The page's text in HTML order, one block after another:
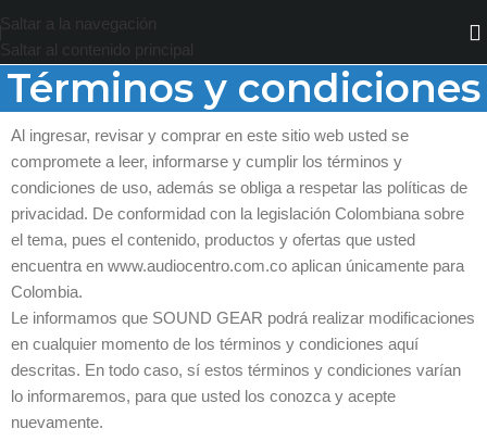
Saltar a la navegación
Saltar al contenido principal
Términos y condiciones
Al ingresar, revisar y comprar en este sitio web usted se
compromete a leer, informarse y cumplir los términos y
condiciones de uso, además se obliga a respetar las políticas de
privacidad. De conformidad con la legislación Colombiana sobre
el tema, pues el contenido, productos y ofertas que usted
encuentra en www.audiocentro.com.co aplican únicamente para
Colombia.
Le informamos que SOUND GEAR podrá realizar modificaciones
en cualquier momento de los términos y condiciones aquí
descritas. En todo caso, sí estos términos y condiciones varían
lo informaremos, para que usted los conozca y acepte
nuevamente.